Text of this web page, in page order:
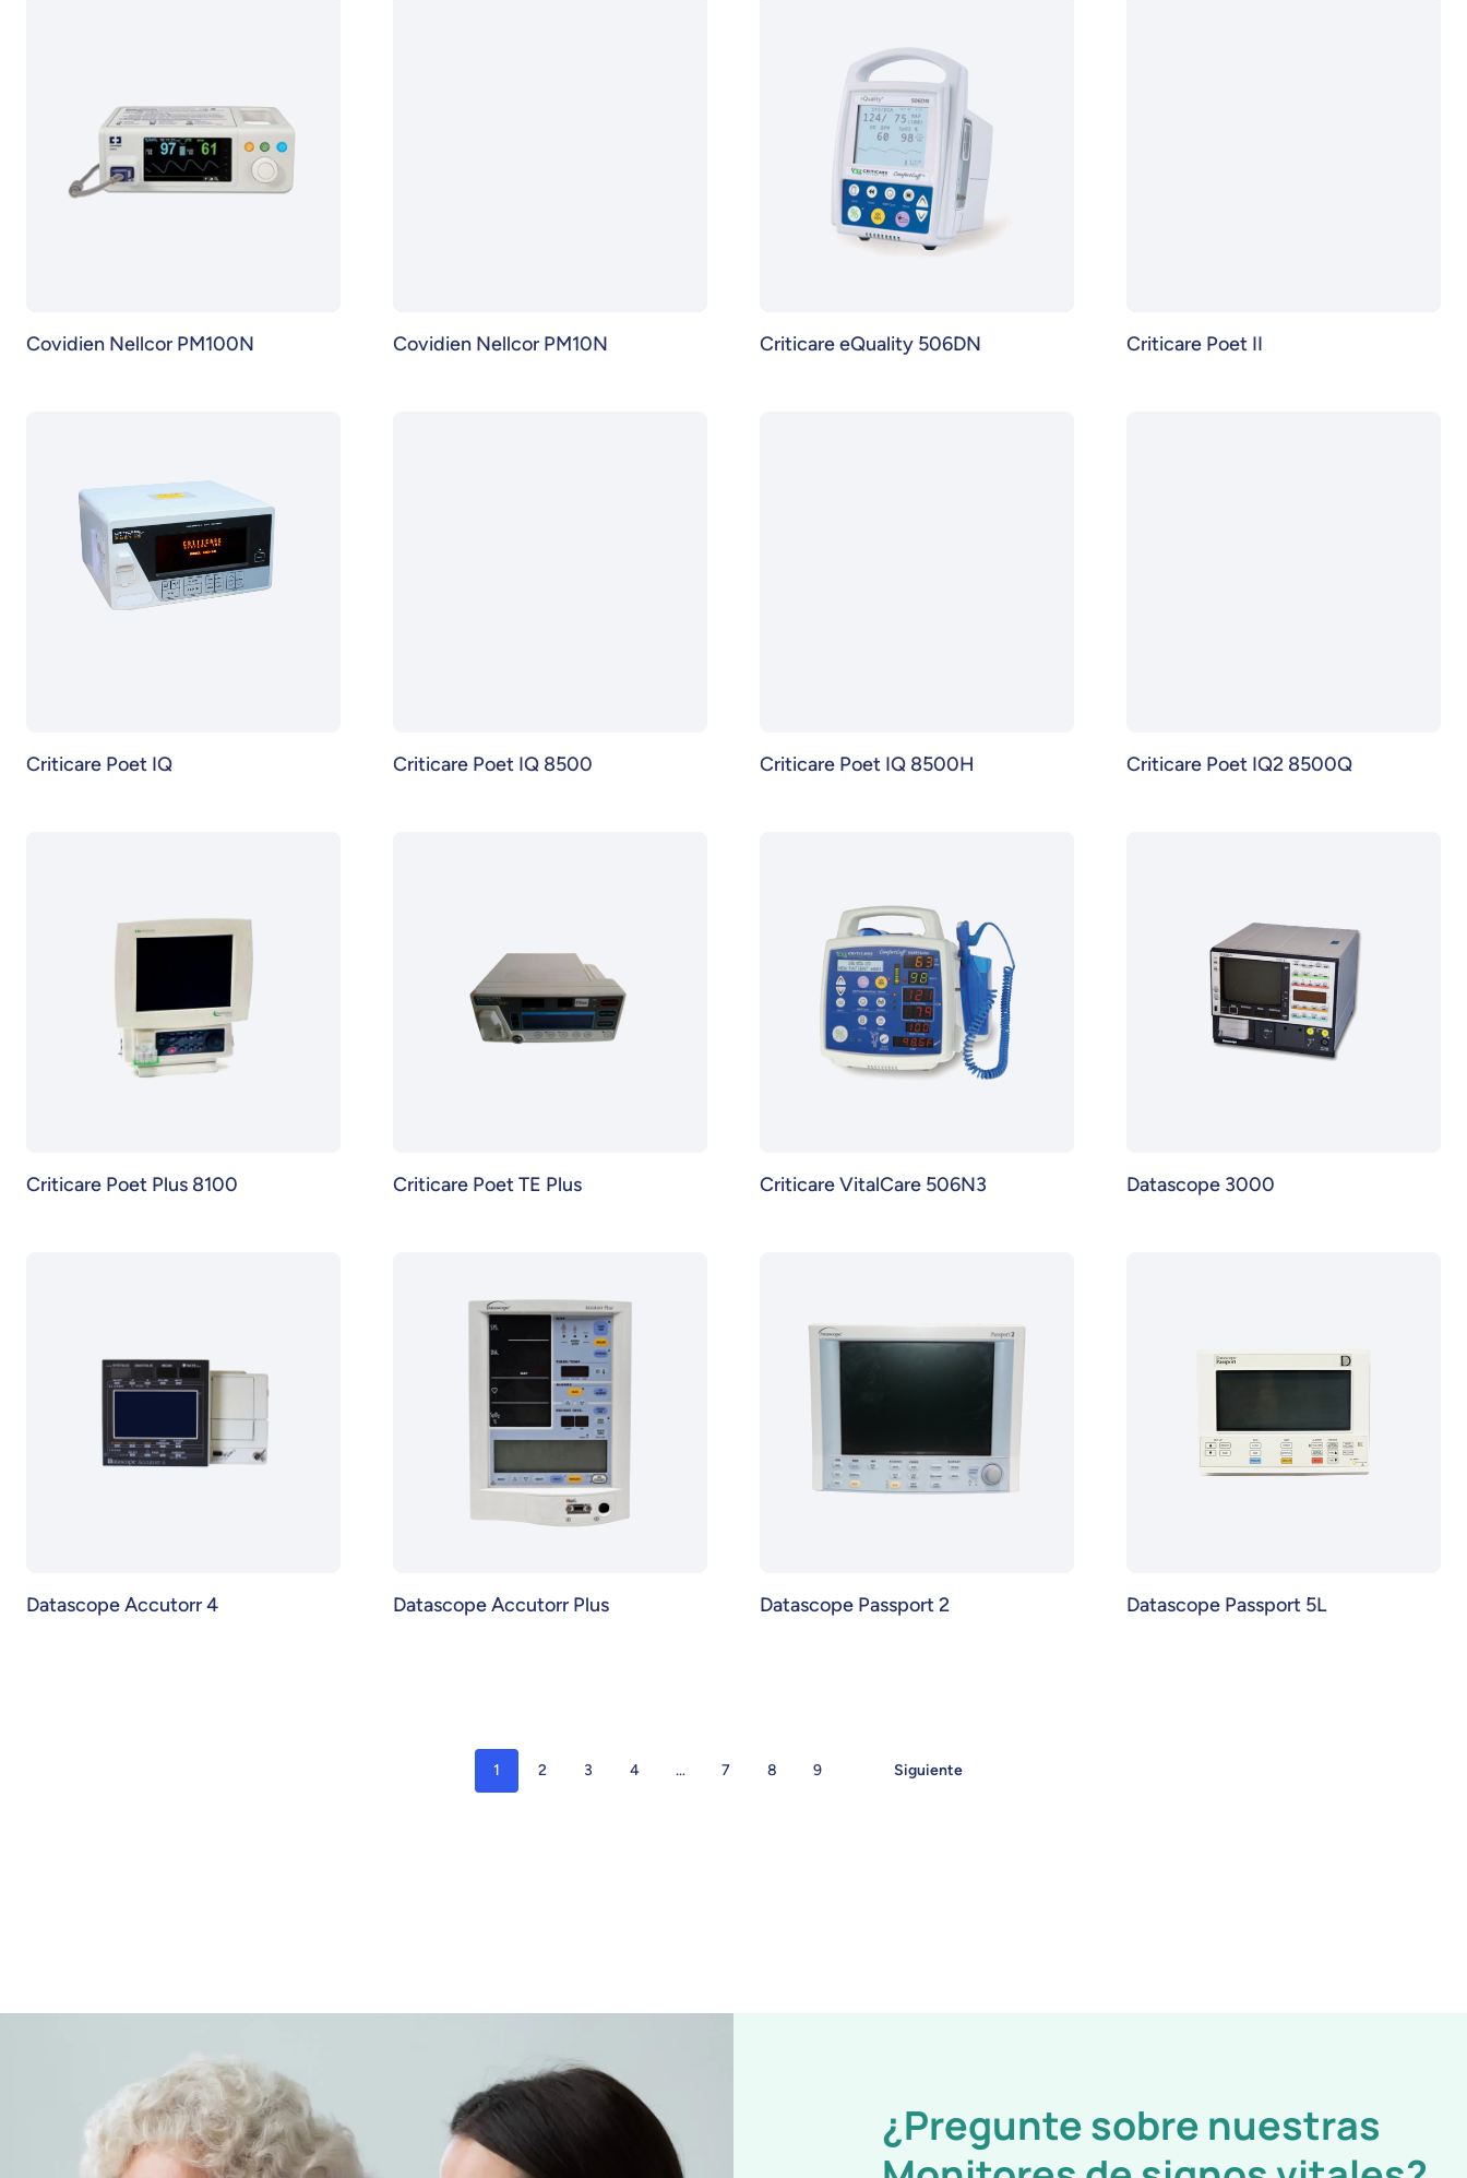
Covidien Nellcor PM100N Covidien Nellcor PM10N Criticare eQuality 506DN Criticare Poet II
Criticare Poet IQ Criticare Poet IQ 8500 Criticare Poet IQ 8500H Criticare Poet IQ2 8500Q
Criticare Poet Plus 8100 Criticare Poet TE Plus Criticare VitalCare 506N3 Datascope 3000
Datascope Accutorr 4 Datascope Accutorr Plus Datascope Passport 2 Datascope Passport 5L
1 2 3 4 … 7 8 9 Siguiente
¿Pregunte sobre nuestras